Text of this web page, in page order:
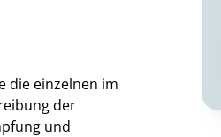
die einzelnen im
der
und